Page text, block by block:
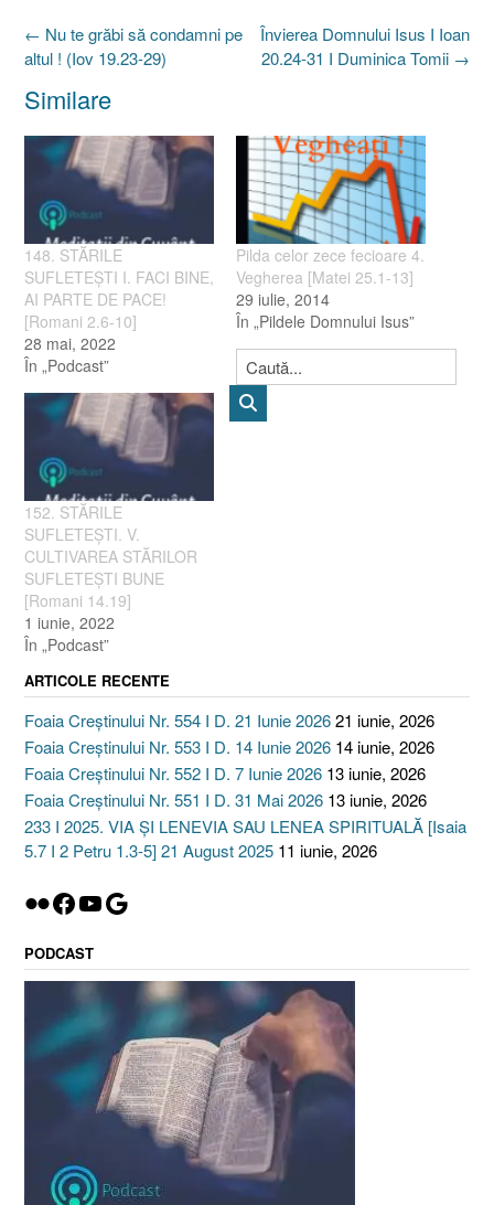
Post
navigation
Învierea Domnului Isus I Ioan
20.24-31 I Duminica Tomii →
← Nu te grăbi să condamni pe
altul ! (Iov 19.23-29)
Similare
148. STĂRILE
SUFLETEŞTI I. FACI BINE,
AI PARTE DE PACE!
[Romani 2.6-10]
28 mai, 2022
În „Podcast”
Pilda celor zece fecioare 4.
Vegherea [Matei 25.1-13]
29 iulie, 2014
În „Pildele Domnului Isus”
152. STĂRILE
SUFLETEŞTI. V.
CULTIVAREA STĂRILOR
SUFLETEŞTI BUNE
[Romani 14.19]
1 iunie, 2022
În „Podcast”
ARTICOLE RECENTE
Foaia Creștinului Nr. 554 I D. 21 Iunie 202621 iunie, 2026
Foaia Creștinului Nr. 553 I D. 14 Iunie 2026 14 iunie, 2026
Foaia Creștinului Nr. 552 I D. 7 Iunie 2026 13 iunie, 2026
Foaia Creștinului Nr. 551 I D. 31 Mai 2026 13 iunie, 2026
233 I 2025. VIA ȘI LENEVIA SAU LENEA SPIRITUALĂ [Isaia
5.7 I 2 Petru 1.3-5] 21 August 2025 11 iunie, 2026
Flickr
Facebook
YouTube
Google
PODCAST